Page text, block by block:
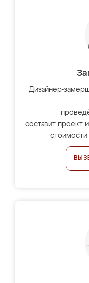
Дизайнер-
составит проект